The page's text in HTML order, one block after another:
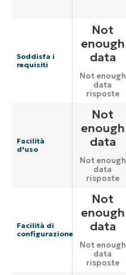
Soddisfa i
requisiti
Not
enough
data
Not enough
data
risposte
Facilità
d'uso
Not
enough
data
Not enough
data
risposte
Facilità di
configurazione
Not
enough
data
Not enough
data
risposte